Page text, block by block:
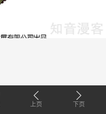
上页 下页